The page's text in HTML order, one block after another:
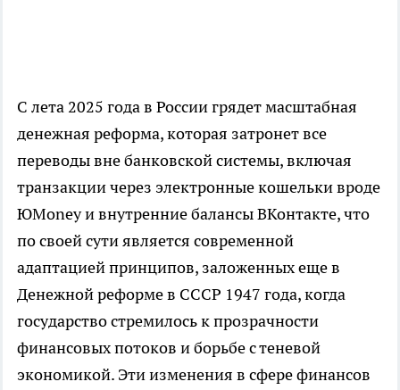
С лета 2025 года в России грядет масштабная
денежная реформа, которая затронет все
переводы вне банковской системы, включая
транзакции через электронные кошельки вроде
ЮMoney и внутренние балансы ВКонтакте, что
по своей сути является современной
адаптацией принципов, заложенных еще в
Денежной реформе в СССР 1947 года, когда
государство стремилось к прозрачности
финансовых потоков и борьбе с теневой
экономикой. Эти изменения в сфере финансов